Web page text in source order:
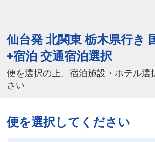
仙台発 北関東 栃木県行き
+宿泊 交通宿泊選択
便を選択の上、宿泊施設・ホテル選
さい
便を選択してください